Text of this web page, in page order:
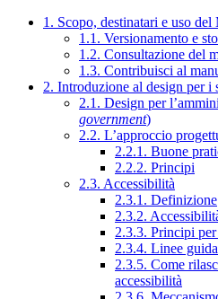
1. Scopo, destinatari e uso
1.1. Versionamento e
1.2. Consultazione del
1.3. Contribuisci al
2. Introduzione al design per
2.1. Design per
government)
2.2. L’approccio
2.2.1. Buone
2.2.2. Principi
2.3. Accessibilità
2.3.1. Definizione
2.3.2.
2.3.3. Principi per
2.3.4. Linee
2.3.5. Come
accessibilità